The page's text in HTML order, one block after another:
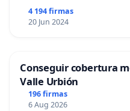
4 194 firmas
20 Jun 2024
Conseguir cobertura
Valle Urbión
196 firmas
6 Aug 2026